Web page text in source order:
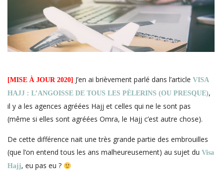
[MISE À JOUR 2020] J’en ai brièvement parlé dans l’article VISA
HAJJ : L’ANGOISSE DE TOUS LES PÈLERINS (OU PRESQUE),
il y a les agences agréées Hajj et celles qui ne le sont pas
(même si elles sont agréées Omra, le Hajj c’est autre chose).
De cette différence nait une très grande partie des embrouilles
(que l’on entend tous les ans malheureusement) au sujet du Visa
Hajj, eu pas eu ?